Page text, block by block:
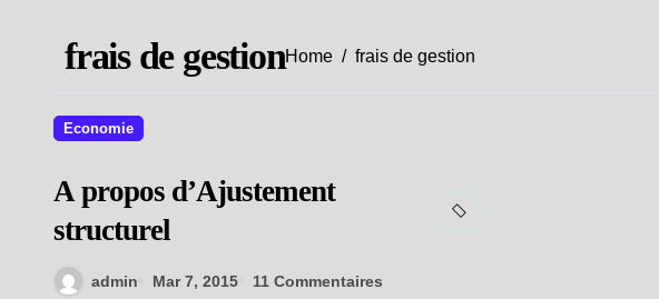
frais de gestionHome frais de gestion
Economie
A propos d’Ajustement
structurel
admin Mar 7, 2015 11 Commentaires